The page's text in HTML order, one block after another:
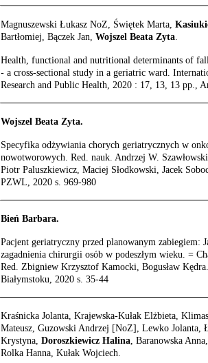
Magnuszewski Łukasz NoZ, Świętek Marta,
Bartłomiej, Bączek Jan, Wojszel Beata Zyta
Health, functional and nutritional determinants of
- a cross-sectional study in a geriatric ward.
Research and Public Health, 2020 : 17, 13, 13 pp.,
Wojszel Beata Zyta.
Specyfika odżywiania chorych geriatrycznych w
nowotworowych. Red. nauk. Andrzej W.
Piotr Paluszkiewicz, Maciej Słodkowski, Jacek
PZWL, 2020 s. 969-980
Bień Barbara.
Pacjent geriatryczny przed planowanym zabiegiem:
zagadnienia chirurgii osób w podeszłym wieku. =
Red. Zbigniew Krzysztof Kamocki, Bogusław
Białymstoku, 2020 s. 35-44
Kraśnicka Jolanta, Krajewska-Kułak Elżbieta,
Mateusz, Guzowski Andrzej [NoZ], Lewko Jolanta,
Krystyna, Doroszkiewicz Halina , Baranowska
Rolka Hanna, Kułak Wojciech.